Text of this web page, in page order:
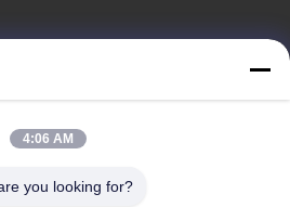
4:06 AM
you looking for?